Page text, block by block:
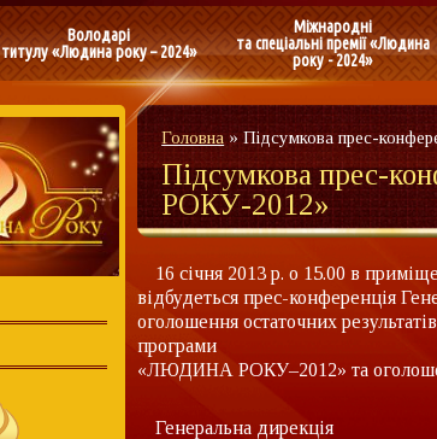
Володарі
титулу «Людина року – 2024»
Міжнародні
та спеціальні премії «Людина
року - 2024»
Головна »Підсумкова прес-
Підсумкова прес-
РОКУ-2012»
16 січня 2013 р. о 15.00 в
відбудеться прес-конференція
оголошення остаточних
програми
«ЛЮДИНА РОКУ–2012» та
Генеральна дирекція